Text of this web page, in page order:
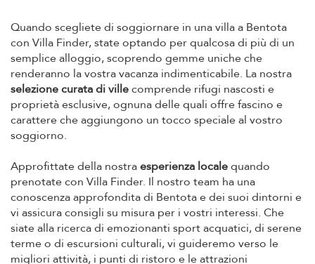
Quando scegliete di soggiornare in una villa a Bentota
con Villa Finder, state optando per qualcosa di più di un
semplice alloggio, scoprendo gemme uniche che
renderanno la vostra vacanza indimenticabile. La nostra
selezione curata di villecomprende rifugi nascosti e
proprietà esclusive, ognuna delle quali offre fascino e
carattere che aggiungono un tocco speciale al vostro
soggiorno.
Approfittate della nostraesperienza localequando
prenotate con Villa Finder. Il nostro team ha una
conoscenza approfondita di Bentota e dei suoi dintorni e
vi assicura consigli su misura per i vostri interessi. Che
siate alla ricerca di emozionanti sport acquatici, di serene
terme o di escursioni culturali, vi guideremo verso le
migliori attività, i punti di ristoro e le attrazioni